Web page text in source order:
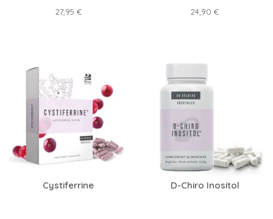
Prix
27,95 € Prix
24,90 €
Cystiferrine D-Chiro Inositol